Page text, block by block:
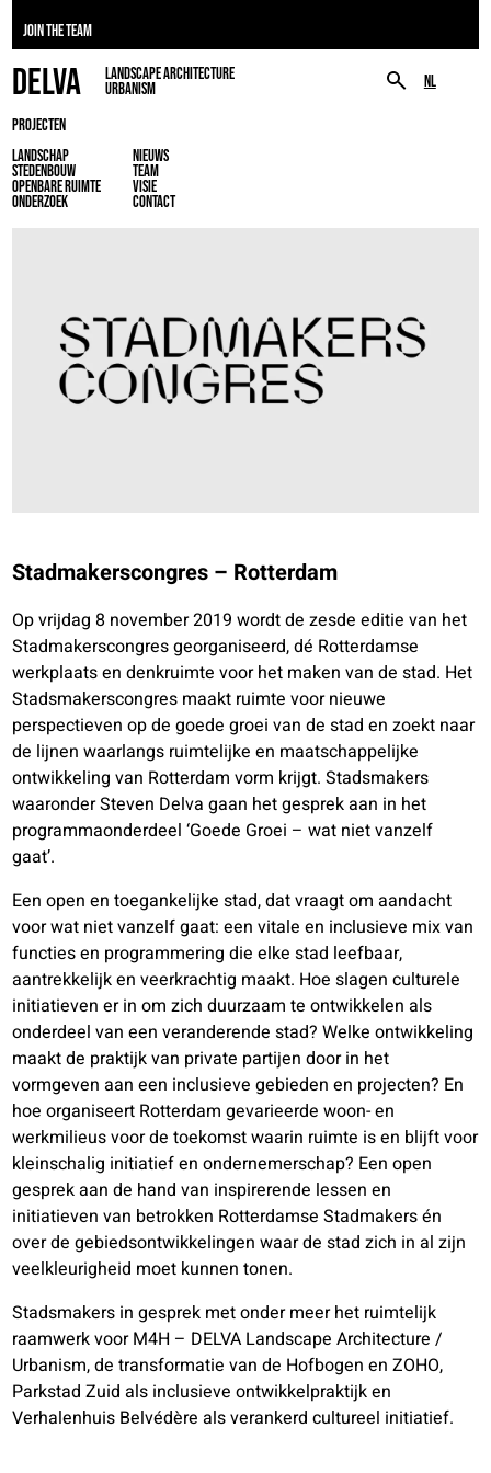
JOIN THE TEAM
NL
DELVA
LANDSCAPE ARCHITECTURE
URBANISM
PROJECTEN
LANDSCHAP
STEDENBOUW
OPENBARE RUIMTE
ONDERZOEK
NIEUWS
TEAM
VISIE
CONTACT
Stadmakerscongres – Rotterdam
Op vrijdag 8 november 2019 wordt de zesde editie van het
Stadmakerscongres georganiseerd, dé Rotterdamse
werkplaats en denkruimte voor het maken van de stad. Het
Stadsmakerscongres maakt ruimte voor nieuwe
perspectieven op de goede groei van de stad en zoekt naar
de lijnen waarlangs ruimtelijke en maatschappelijke
ontwikkeling van Rotterdam vorm krijgt. Stadsmakers
waaronder Steven Delva gaan het gesprek aan in het
programmaonderdeel ‘Goede Groei – wat niet vanzelf
gaat’.
Een open en toegankelijke stad, dat vraagt om aandacht
voor wat niet vanzelf gaat: een vitale en inclusieve mix van
functies en programmering die elke stad leefbaar,
aantrekkelijk en veerkrachtig maakt. Hoe slagen culturele
initiatieven er in om zich duurzaam te ontwikkelen als
onderdeel van een veranderende stad? Welke ontwikkeling
maakt de praktijk van private partijen door in het
vormgeven aan een inclusieve gebieden en projecten? En
hoe organiseert Rotterdam gevarieerde woon- en
werkmilieus voor de toekomst waarin ruimte is en blijft voor
kleinschalig initiatief en ondernemerschap? Een open
gesprek aan de hand van inspirerende lessen en
initiatieven van betrokken Rotterdamse Stadmakers én
over de gebiedsontwikkelingen waar de stad zich in al zijn
veelkleurigheid moet kunnen tonen.
Stadsmakers in gesprek met onder meer het ruimtelijk
raamwerk voor M4H – DELVA Landscape Architecture /
Urbanism, de transformatie van de Hofbogen en ZOHO,
Parkstad Zuid als inclusieve ontwikkelpraktijk en
Verhalenhuis Belvédère als verankerd cultureel initiatief.